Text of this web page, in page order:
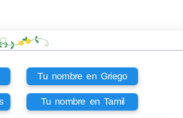
Tu nombre en Griego
Tu nombre en Tamil